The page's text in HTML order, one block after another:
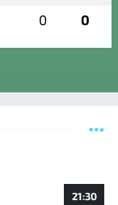
0 0
21:30